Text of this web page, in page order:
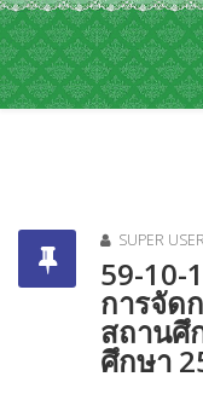
SUPER USER
59-10-
การจัด
สถานศึ
ศึกษา